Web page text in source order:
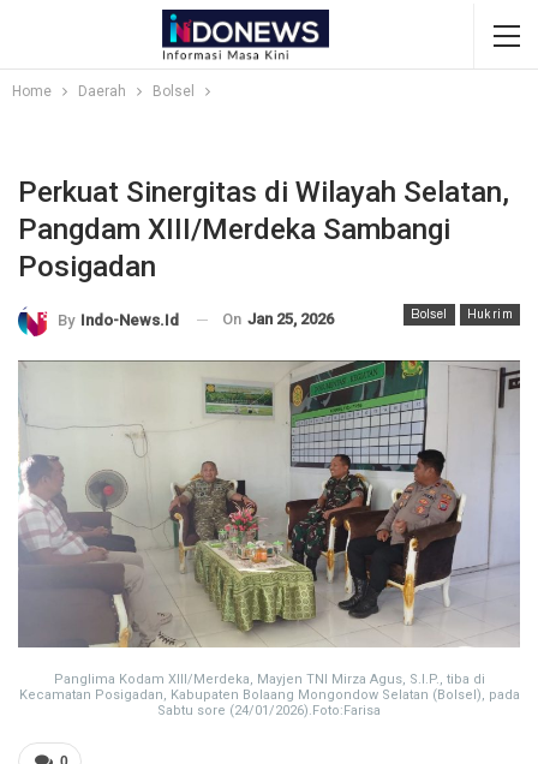
Home Daerah Bolsel
Perkuat Sinergitas di Wilayah Selatan,
Pangdam XIII/Merdeka Sambangi
Posigadan
Bolsel Hukrim
By Indo-News.id On Jan 25, 2026
Panglima Kodam XIII/Merdeka, Mayjen TNI Mirza Agus, S.I.P., tiba di
Kecamatan Posigadan, Kabupaten Bolaang Mongondow Selatan (Bolsel), pada
Sabtu sore (24/01/2026).Foto:Farisa